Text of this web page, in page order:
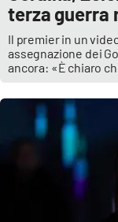
terza guerra
Il premier in un
assegnazione dei
ancora: «È chiaro